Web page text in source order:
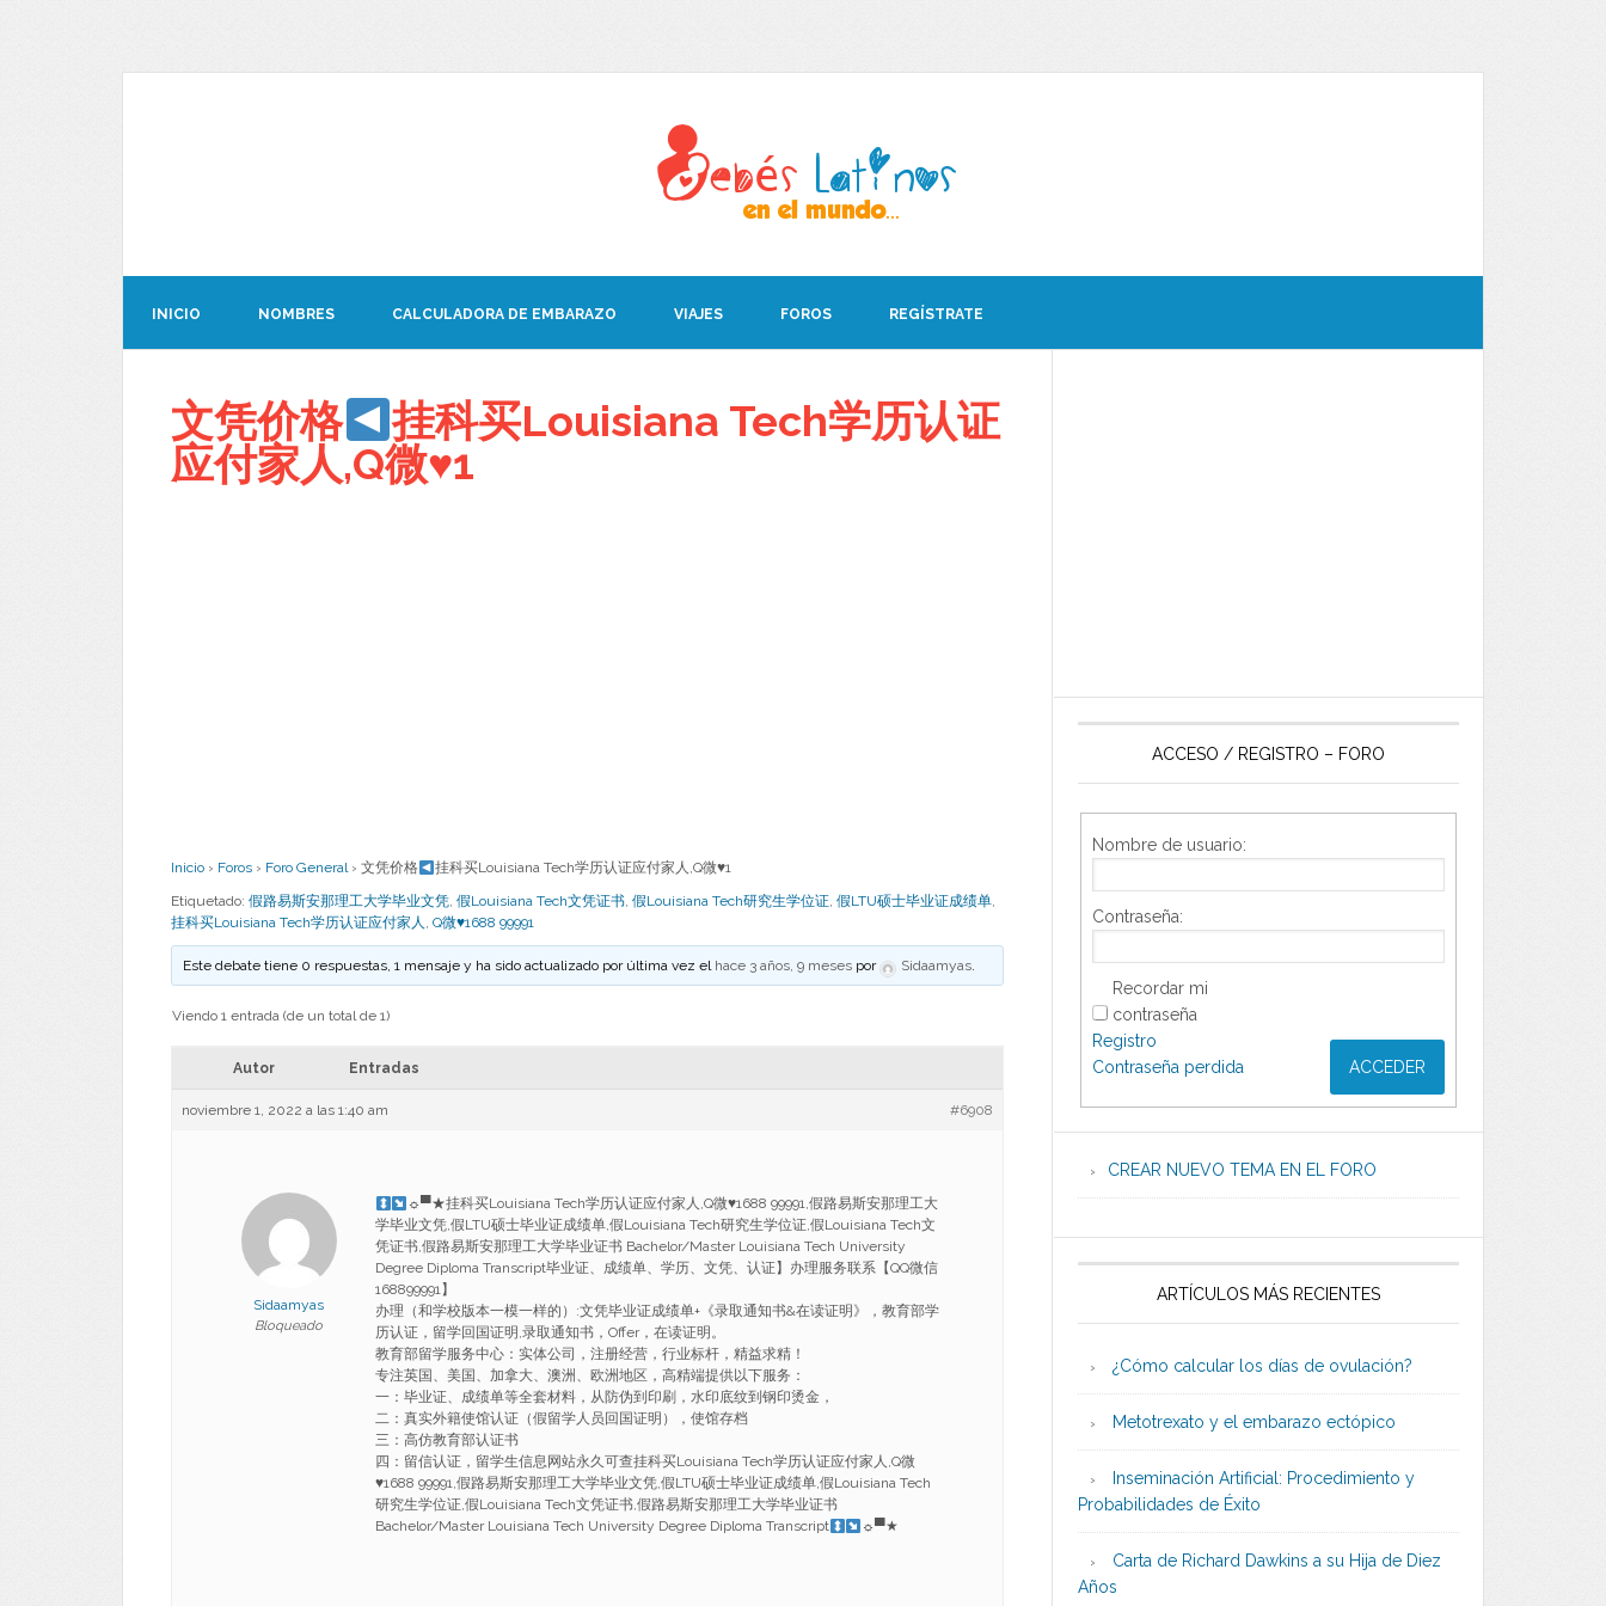
INICIO NOMBRES CALCULADORA DE EMBARAZO VIAJES FOROS REGÍSTRATE
文凭价格
挂科买Louisiana Tech学历认证
应付家人,Q微♥1
Inicio › Foros › Foro General › 文凭价格 挂科买Louisiana Tech学历认证应付家人,Q微♥1
Etiquetado: 假路易斯安那理工大学毕业文凭, 假Louisiana Tech文凭证书, 假Louisiana Tech研究生学位证, 假LTU硕士毕业证成绩单,
挂科买Louisiana Tech学历认证应付家人 , Q微♥1688 99991
Este debate tiene 0 respuestas, 1 mensaje y ha sido actualizado por última vez el hace 3 años, 9 meses por Sidaamyas.
Viendo 1 entrada (de un total de 1)
Autor Entradas
noviembre 1, 2022 a las 1:40 am #6908
Sidaamyas
Bloqueado
☼▀★挂科买Louisiana Tech学历认证应付家人,Q微♥1688 99991,假路易斯安那理工大
学毕业文凭,假LTU硕士毕业证成绩单,假Louisiana Tech研究生学位证,假Louisiana Tech文
凭证书,假路易斯安那理工大学毕业证书 Bachelor/Master Louisiana Tech University
Degree Diploma Transcript毕业证、成绩单、学历、文凭、认证】办理服务联系【QQ微信
168899991】
办理（和学校版本一模一样的）:文凭毕业证成绩单+《录取通知书&在读证明》，教育部学
历认证，留学回国证明,录取通知书，Offer，在读证明。
教育部留学服务中心：实体公司，注册经营，行业标杆，精益求精！
专注英国、美国、加拿大、澳洲、欧洲地区，高精端提供以下服务：
一：毕业证、成绩单等全套材料，从防伪到印刷，水印底纹到钢印烫金，
二：真实外籍使馆认证（假留学人员回国证明），使馆存档
三：高仿教育部认证书
四：留信认证，留学生信息网站永久可查挂科买Louisiana Tech学历认证应付家人,Q微
♥1688 99991,假路易斯安那理工大学毕业文凭,假LTU硕士毕业证成绩单,假Louisiana Tech
研究生学位证,假Louisiana Tech文凭证书,假路易斯安那理工大学毕业证书
Bachelor/Master Louisiana Tech University Degree Diploma Transcript
☼▀★
ACCESO / REGISTRO – FORO
Nombre de usuario:
Contraseña:
Recordar mi
contraseña
ACCEDER
Registro
Contraseña perdida
CREAR NUEVO TEMA EN EL FORO
ARTÍCULOS MÁS RECIENTES
¿Cómo calcular los días de ovulación?
Metotrexato y el embarazo ectópico
Inseminación Artificial: Procedimiento y
Probabilidades de Éxito
Carta de Richard Dawkins a su Hija de Diez
Años